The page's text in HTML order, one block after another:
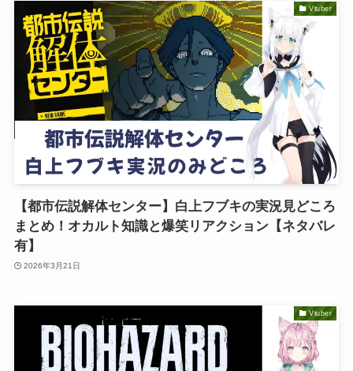
Vtuber
【都市伝説解体センター】白上フブキの実況見どころ
まとめ！オカルト知識と爆笑リアクション【ネタバレ
有】
2026年3月21日
Vtuber